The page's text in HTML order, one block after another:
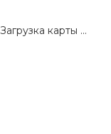
Загрузка карты ...